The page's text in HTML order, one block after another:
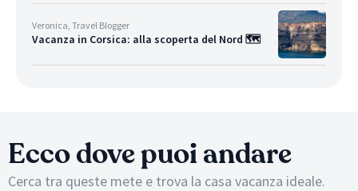
Veronica, Travel Blogger
Vacanza in Corsica: alla scoperta del Nord 🗺
Ecco dove puoi andare
Cerca tra queste mete e trova la casa vacanza ideale.